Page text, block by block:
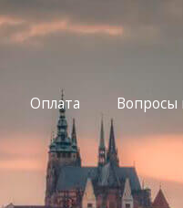
Оплата Вопросы